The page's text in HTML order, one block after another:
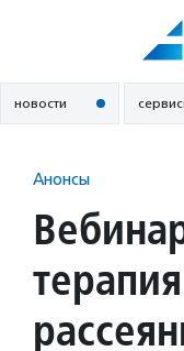
новости
Анонсы